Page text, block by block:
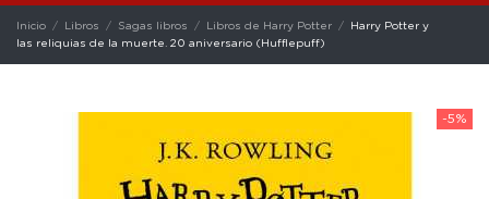
Inicio Libros Sagas libros Libros de Harry Potter
Harry Potter y
las reliquias de la muerte. 20 aniversario (Hufflepuff)
-5%